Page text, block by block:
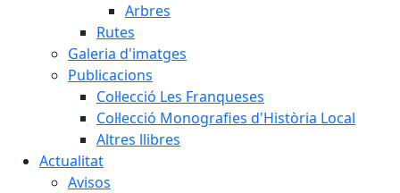
Arbres
Rutes
Galeria d'imatges
Publicacions
Col·lecció Les Franqueses
Col·lecció Monografies d'Història Local
Altres llibres
Actualitat
Avisos